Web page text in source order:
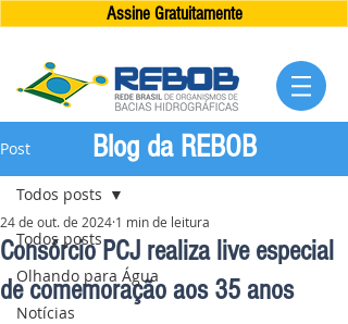
Assine Gratuitamente
Post
Todos posts
Olhando para Água
Notícias
Todos posts
Consórcio PCJ realiza live especial
de comemoração aos 35 anos
24 de out. de 2024 1 min de leitura
Blog da REBOB